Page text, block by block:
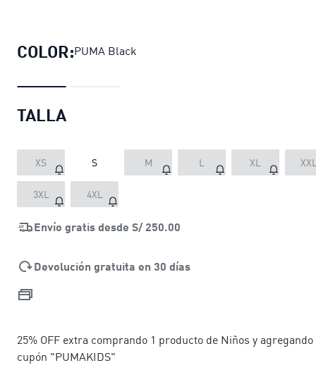
COLOR:PUMA Black
TALLA
XS S M L XL
3XL 4XL
Envío gratis desde S/ 250.00
Devolución gratuita en 30 días
25% OFF extra comprando 1 producto de Niños y
cupón "PUMAKIDS"